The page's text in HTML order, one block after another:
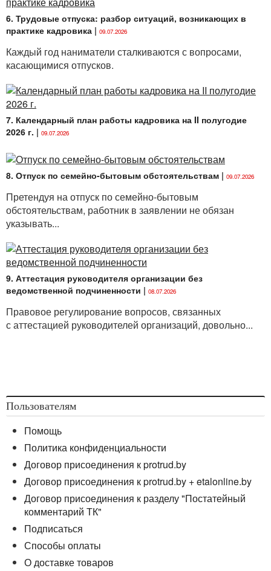
6. Трудовые отпуска: разбор ситуаций, возникающих в
практике кадровика | 09.07.2026
Каждый год наниматели сталкиваются с вопросами,
касающимися отпусков.
7. Календарный план работы кадровика на II полугодие
2026 г. | 09.07.2026
8. Отпуск по семейно-бытовым обстоятельствам | 09.07.2026
Претендуя на отпуск по семейно-бытовым
обстоятельствам, работник в заявлении не обязан
указывать...
9. Аттестация руководителя организации без
ведомственной подчиненности | 08.07.2026
Правовое регулирование вопросов, связанных
с аттестацией руководителей организаций, довольно...
Пользователям
Помощь
Политика конфиденциальности
Договор присоединения к protrud.by
Договор присоединения к protrud.by + etalonline.by
Договор присоединения к разделу "Постатейный
комментарий ТК"
Подписаться
Способы оплаты
О доставке товаров